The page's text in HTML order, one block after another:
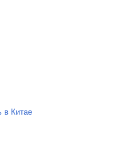
в Китае